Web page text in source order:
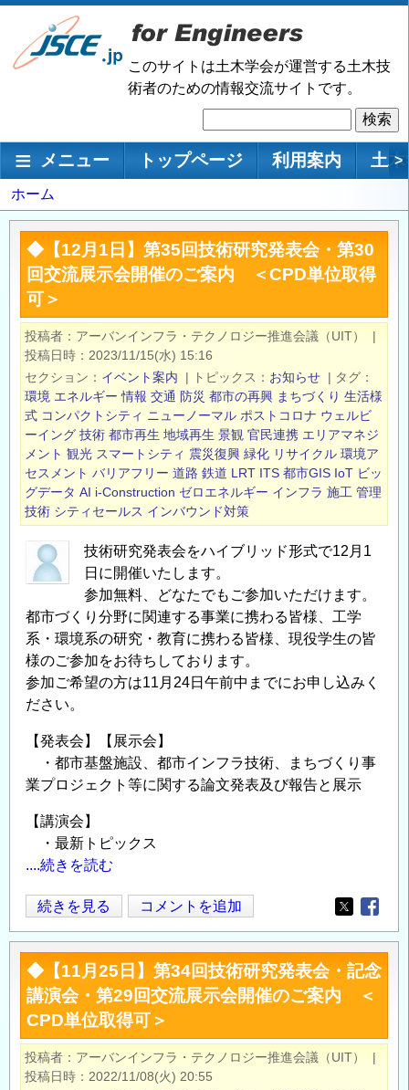
メ
ン
移
このサイトは土木学会が運営する土木技
術者のための情報交流サイトです。
索
メインナビゲーション
メニュー トップページ 利用案内 土 >
パ
ン
く
ず
ホーム
◆【12月1日】第35回技術研究発表会・第30
回交流展示会開催のご案内 ＜CPD単位取得
可＞
投稿者 アーバンインフラ・テクノロジー推進会議（UIT）
|
投稿日時
2023/11/15(水) 15:16
セクション
イベント案内 | トピックス お知らせ | タグ
環境 エネルギー 情報 交通 防災 都市の再興 まちづくり 生活様
式 コンパクトシティ ニューノーマル ポストコロナ ウェルビ
ーイング 技術 都市再生 地域再生 景観 官民連携 エリアマネジ
メント 観光 スマートシティ 震災復興 緑化 リサイクル 環境ア
セスメント バリアフリー 道路 鉄道 LRT ITS 都市GIS IoT ビッ
グデータ AI i-Construction ゼロエネルギー インフラ 施工 管理
技術 シティセールス インバウンド対策
技術研究発表会をハイブリッド形式で12月1
日に開催いたします。
参加無料、どなたでもご参加いただけます。
都市づくり分野に関連する事業に携わる皆様、工学
系・環境系の研究・教育に携わる皆様、現役学生の皆
様のご参加をお待ちしております。
参加ご希望の方は11月24日午前中までにお申し込みく
ださい。
【発表会】【展示会】
・都市基盤施設、都市インフラ技術、まちづくり事
業プロジェクト等に関する論文発表及び報告と展示
【講演会】
・最新トピックス
....続きを読む
◆【12
月
1
日】
第
35
回
技
続きを見る コメントを追加
Opens in
◆【11月25日】第34回技術研究発表会・記念
講演会・第29回交流展示会開催のご案内 ＜
CPD単位取得可＞
投稿者 アーバンインフラ・テクノロジー推進会議（UIT）
|
投稿日時
2022/11/08(火) 20:55